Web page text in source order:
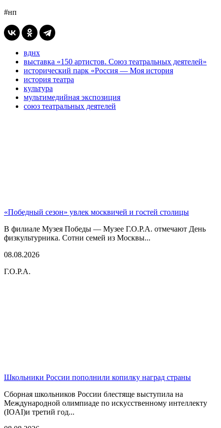
#нп
вднх
выставка «150 артистов. Союз театральных деятелей»
исторический парк «Россия — Моя история
история театра
культура
мультимедийная экспозиция
союз театральных деятелей
«Победный сезон» увлек москвичей и гостей столицы
В филиале Музея Победы — Музее Г.О.Р.А. отмечают День
физкультурника. Сотни семей из Москвы...
08.08.2026
Г.О.Р.А.
Школьники России пополнили копилку наград страны
Сборная школьников России блестяще выступила на
Международной олимпиаде по искусственному интеллекту
(IOAI)и третий год...